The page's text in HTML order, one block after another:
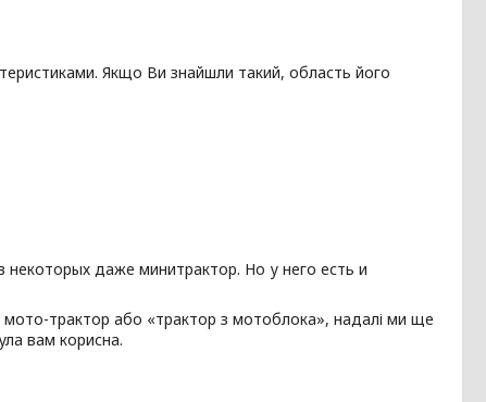
Якщо Ви знайшли такий, область його
даже минитрактор. Но у него есть и
мото-трактор або «трактор з мотоблока», надалі ми ще
вам корисна.